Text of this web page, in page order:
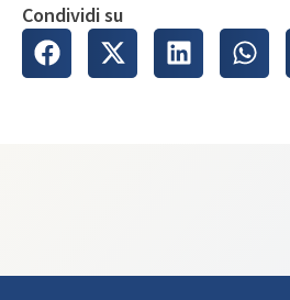
Condividi su